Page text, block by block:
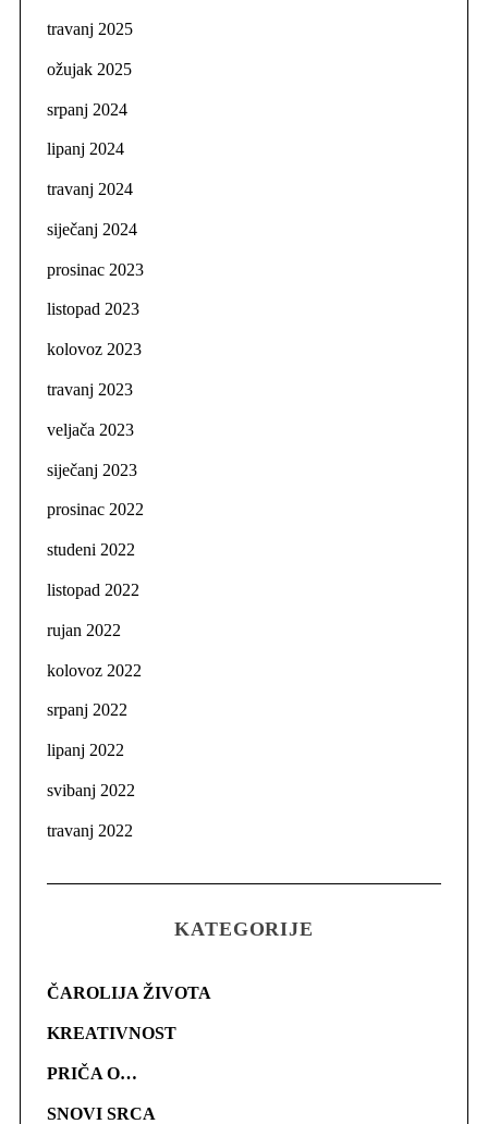
travanj 2025
ožujak 2025
srpanj 2024
lipanj 2024
travanj 2024
siječanj 2024
prosinac 2023
listopad 2023
kolovoz 2023
travanj 2023
veljača 2023
siječanj 2023
prosinac 2022
studeni 2022
listopad 2022
rujan 2022
kolovoz 2022
srpanj 2022
lipanj 2022
svibanj 2022
travanj 2022
KATEGORIJE
ČAROLIJA ŽIVOTA
KREATIVNOST
PRIČA O…
SNOVI SRCA